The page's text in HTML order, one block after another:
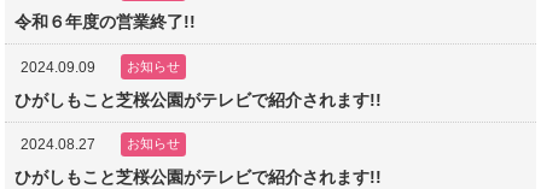
令和６年度の営業終了!!
2024.09.09 お知らせ
ひがしもこと芝桜公園がテレビで紹介されます!!
2024.08.27 お知らせ
ひがしもこと芝桜公園がテレビで紹介されます!!